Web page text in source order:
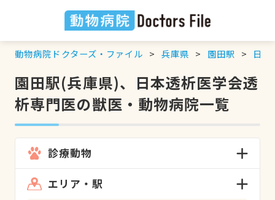
動物病院ドクターズ・ファイル 兵庫県 園田駅 日本
園田駅(兵庫県)、日本透析医学会透
析専門医の獣医・動物病院一覧
診療動物
エリア・駅